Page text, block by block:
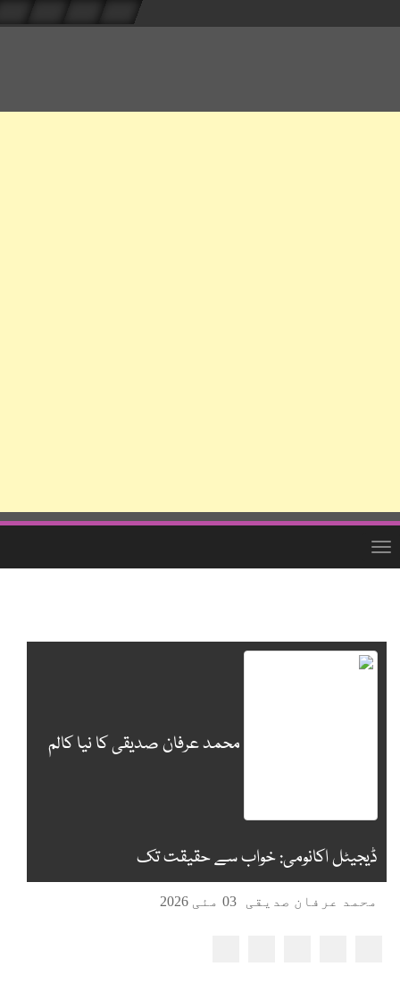
Toggle
محمد عرفان صدیقی کا نیا کالم
ڈیجیٹل اکانومی: خواب سے حقیقت تک
محمد عرفان صدیقی 03 مئی 2026